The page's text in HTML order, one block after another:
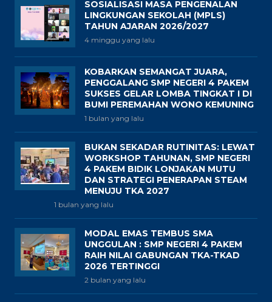
SOSIALISASI MASA PENGENALAN
LINGKUNGAN SEKOLAH (MPLS)
TAHUN AJARAN 2026/2027
4 minggu yang lalu
KOBARKAN SEMANGAT JUARA,
PENGGALANG SMP NEGERI 4 PAKEM
SUKSES GELAR LOMBA TINGKAT I DI
BUMI PEREMAHAN WONO KEMUNING
1 bulan yang lalu
BUKAN SEKADAR RUTINITAS: LEWAT
WORKSHOP TAHUNAN, SMP NEGERI
4 PAKEM BIDIK LONJAKAN MUTU
DAN STRATEGI PENERAPAN STEAM
MENUJU TKA 2027
1 bulan yang lalu
MODAL EMAS TEMBUS SMA
UNGGULAN : SMP NEGERI 4 PAKEM
RAIH NILAI GABUNGAN TKA-TKAD
2026 TERTINGGI
2 bulan yang lalu